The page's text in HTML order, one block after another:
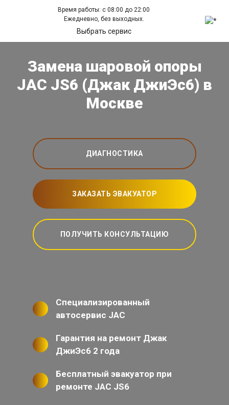
Время работы: с 08:00 до 22:00
Ежедневно, без выходных.
Выбрать сервис
Замена шаровой опоры
JAC JS6 (Джак ДжиЭс6) в
Москве
ДИАГНОСТИКА
ЗАКАЗАТЬ ЭВАКУАТОР
ПОЛУЧИТЬ КОНСУЛЬТАЦИЮ
Специализированный
автосервис JAC
Гарантия на ремонт Джак
ДжиЭс6 2 года
Бесплатный эвакуатор при
ремонте JAC JS6